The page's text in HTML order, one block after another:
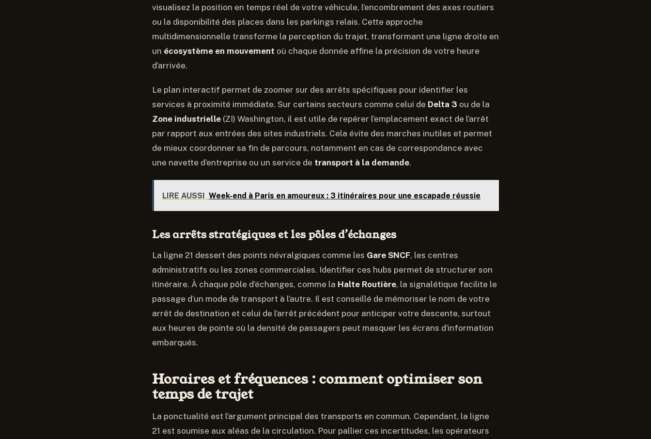
visualisez la position en temps réel de votre véhicule, l’encombrement des axes routiers
ou la disponibilité des places dans les parkings relais. Cette approche
multidimensionnelle transforme la perception du trajet, transformant une ligne droite en
un écosystème en mouvement où chaque donnée affine la précision de votre heure
d’arrivée.
Le plan interactif permet de zoomer sur des arrêts spécifiques pour identifier les
services à proximité immédiate. Sur certains secteurs comme celui de Delta 3 ou de la
Zone industrielle (ZI) Washington, il est utile de repérer l’emplacement exact de l’arrêt
par rapport aux entrées des sites industriels. Cela évite des marches inutiles et permet
de mieux coordonner sa fin de parcours, notamment en cas de correspondance avec
une navette d’entreprise ou un service de transport à la demande.
LIRE AUSSI Week-end à Paris en amoureux : 3 itinéraires pour une escapade réussie
Les arrêts stratégiques et les pôles d’échanges
La ligne 21 dessert des points névralgiques comme les Gare SNCF, les centres
administratifs ou les zones commerciales. Identifier ces hubs permet de structurer son
itinéraire. À chaque pôle d’échanges, comme la Halte Routière, la signalétique facilite le
passage d’un mode de transport à l’autre. Il est conseillé de mémoriser le nom de votre
arrêt de destination et celui de l’arrêt précédent pour anticiper votre descente, surtout
aux heures de pointe où la densité de passagers peut masquer les écrans d’information
embarqués.
Horaires et fréquences : comment optimiser son
temps de trajet
La ponctualité est l’argument principal des transports en commun. Cependant, la ligne
21 est soumise aux aléas de la circulation. Pour pallier ces incertitudes, les opérateurs